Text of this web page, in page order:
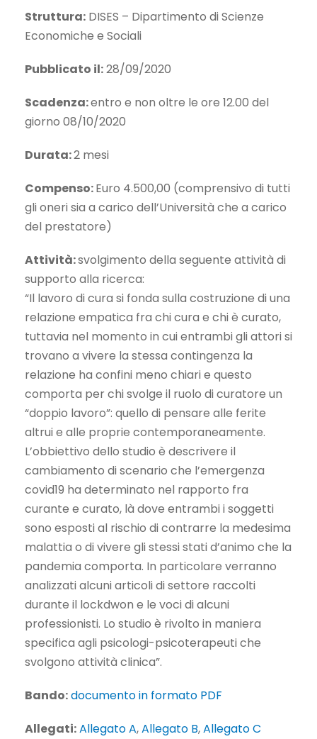
Struttura: DISES – Dipartimento di Scienze
Economiche e Sociali
Pubblicato il:28/09/2020
Scadenza:entro e non oltre le ore 12.00 del
giorno 08/10/2020
Durata:2 mesi
Compenso:Euro 4.500,00 (comprensivo di tutti
gli oneri sia a carico dell’Università che a carico
del prestatore)
Attività:svolgimento della seguente attività di
supporto alla ricerca:
“Il lavoro di cura si fonda sulla costruzione di una
relazione empatica fra chi cura e chi è curato,
tuttavia nel momento in cui entrambi gli attori si
trovano a vivere la stessa contingenza la
relazione ha confini meno chiari e questo
comporta per chi svolge il ruolo di curatore un
“doppio lavoro”: quello di pensare alle ferite
altrui e alle proprie contemporaneamente.
L’obbiettivo dello studio è descrivere il
cambiamento di scenario che l’emergenza
covid19 ha determinato nel rapporto fra
curante e curato, là dove entrambi i soggetti
sono esposti al rischio di contrarre la medesima
malattia o di vivere gli stessi stati d’animo che la
pandemia comporta. In particolare verranno
analizzati alcuni articoli di settore raccolti
durante il lockdwon e le voci di alcuni
professionisti. Lo studio è rivolto in maniera
specifica agli psicologi-psicoterapeuti che
svolgono attività clinica”.
Bando:documento in formato PDF
Allegati:Allegato A,Allegato B,Allegato C